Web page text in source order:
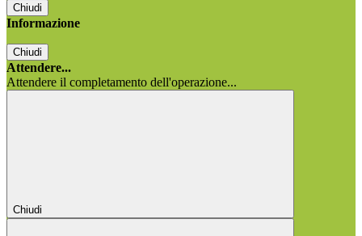
Chiudi
Informazione
Chiudi
Attendere...
Attendere il completamento dell'operazione...
Chiudi